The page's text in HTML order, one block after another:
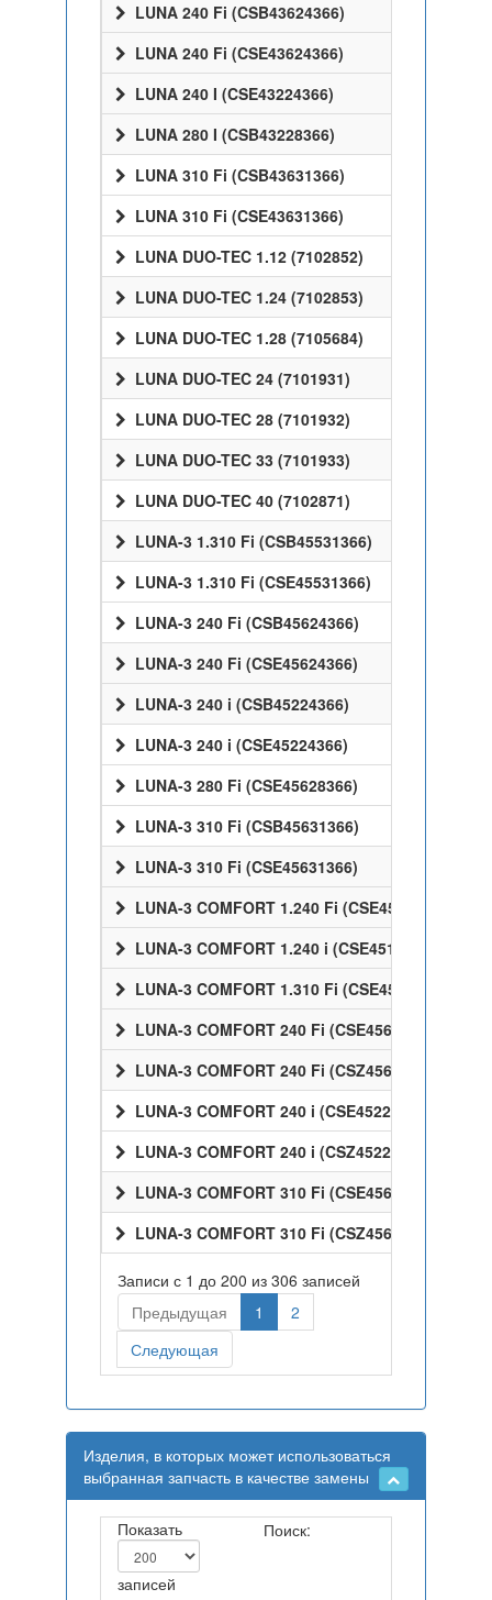
LUNA 240 Fi (CSB43624366)
LUNA 240 Fi (CSE43624366)
LUNA 240 I (CSE43224366)
LUNA 280 I (CSB43228366)
LUNA 310 Fi (CSB43631366)
LUNA 310 Fi (CSE43631366)
LUNA DUO-TEC 1.12 (7102852)
LUNA DUO-TEC 1.24 (7102853)
LUNA DUO-TEC 1.28 (7105684)
LUNA DUO-TEC 24 (7101931)
LUNA DUO-TEC 28 (7101932)
LUNA DUO-TEC 33 (7101933)
LUNA DUO-TEC 40 (7102871)
LUNA-3 1.310 Fi (CSB45531366)
LUNA-3 1.310 Fi (CSE45531366)
LUNA-3 240 Fi (CSB45624366)
LUNA-3 240 Fi (CSE45624366)
LUNA-3 240 i (CSB45224366)
LUNA-3 240 i (CSE45224366)
LUNA-3 280 Fi (CSE45628366)
LUNA-3 310 Fi (CSB45631366)
LUNA-3 310 Fi (CSE45631366)
LUNA-3 COMFORT 1.240 Fi (CSE45524358)
LUNA-3 COMFORT 1.240 i (CSE45124358)
LUNA-3 COMFORT 1.310 Fi (CSE45531358)
LUNA-3 COMFORT 240 Fi (CSE45624358)
LUNA-3 COMFORT 240 Fi (CSZ45624358)
LUNA-3 COMFORT 240 i (CSE45224358)
LUNA-3 COMFORT 240 i (CSZ45224358)
LUNA-3 COMFORT 310 Fi (CSE45631358)
LUNA-3 COMFORT 310 Fi (CSZ45631358)
Записи с 1 до 200 из 306 записей
Предыдущая
1
2
Следующая
Изделия, в которых может использоваться
выбранная запчасть в качестве замены
Показать
записей
Поиск: